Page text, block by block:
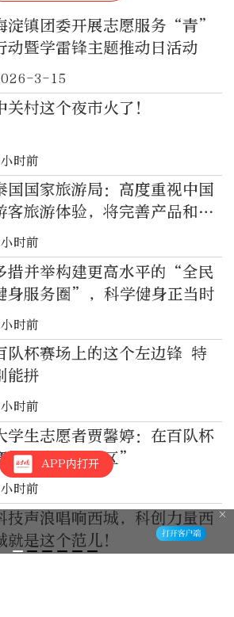
淀镇团委开展志愿服务“青”
动暨学雷锋主题推动日活动
3-15
关村这个夜市火了！
时前
国国家旅游局：高度重视中国
客旅游体验，将完善产品和服
时前
措并举构建更高水平的“全民
身服务圈”，科学健身正当时
时前
队杯赛场上的这个左边锋 特
能拼
时前
学生志愿者贾馨婷：在百队杯
场走出“舒适区”
时前
技声浪唱响西城，科创力量西
就是这个范儿！
APP内打开